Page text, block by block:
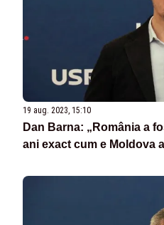
19 aug. 2023, 15:10
Dan Barna: „România a
ani exact cum e Moldova